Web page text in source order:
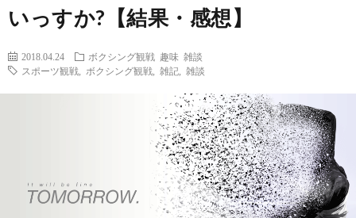
ン
ナ
ッ
ン
グ
観
マ
ン
ガ・
ャ
ラ
リ
ホ
ー
ム
いっすか?【結果・感想】
2018.04.24 ボクシング観戦 趣味 雑談
スポーツ観戦
ボクシング観戦 雑記 雑談